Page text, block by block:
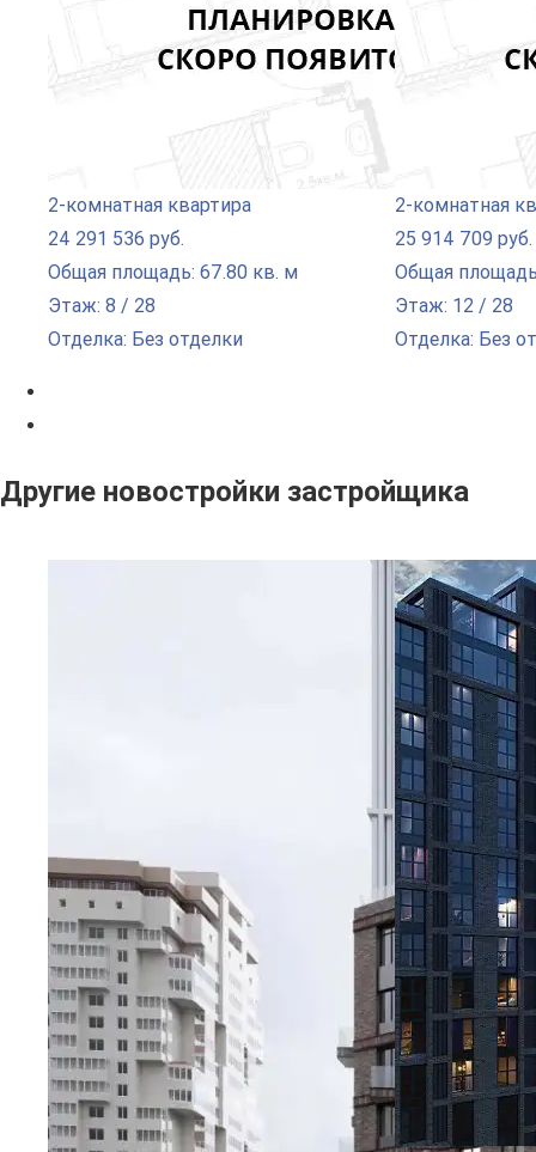
2-комнатная квартира
24 291 536 руб.
Общая площадь: 67.80 кв. м
Этаж: 8 / 28
Отделка: Без отделки
2-комнатная
25 914 709 руб.
Общая
Этаж: 12 / 28
Отделка: Без
Другие новостройки застройщика